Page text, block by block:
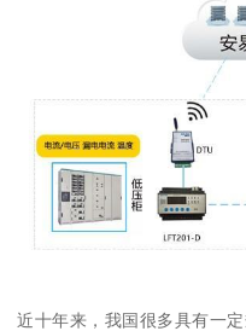
近十年来，我国很多具有一